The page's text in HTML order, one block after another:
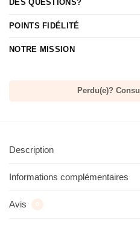
DES QUESTIONS?
POINTS FIDÉLITÉ
NOTRE MISSION
Perdu(e)?
Description
Informations complémentaires
Avis